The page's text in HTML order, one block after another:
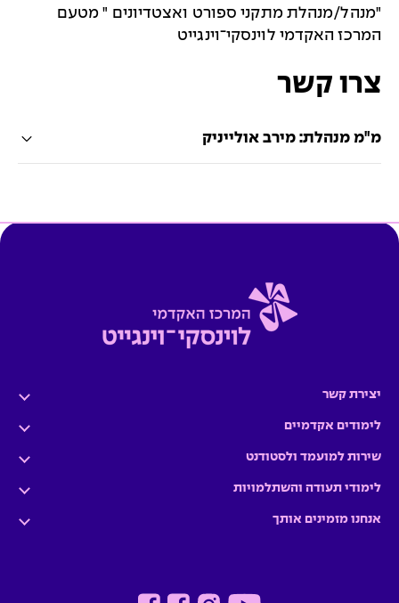
"מנהל/מנהלת מתקני ספורט ואצטדיונים " מטעם
המרכז האקדמי לוינסקי־וינגייט
צרו קשר
מ"מ מנהלת: מירב אולייניק
יצירת קשר
לימודים אקדמיים
שירות למועמד ולסטודנט
לימודי תעודה והשתלמויות
אנחנו מזמינים אותך